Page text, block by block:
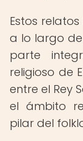
Estos
a lo largo de
parte
religioso de
entre el Rey
el ámbito
pilar del